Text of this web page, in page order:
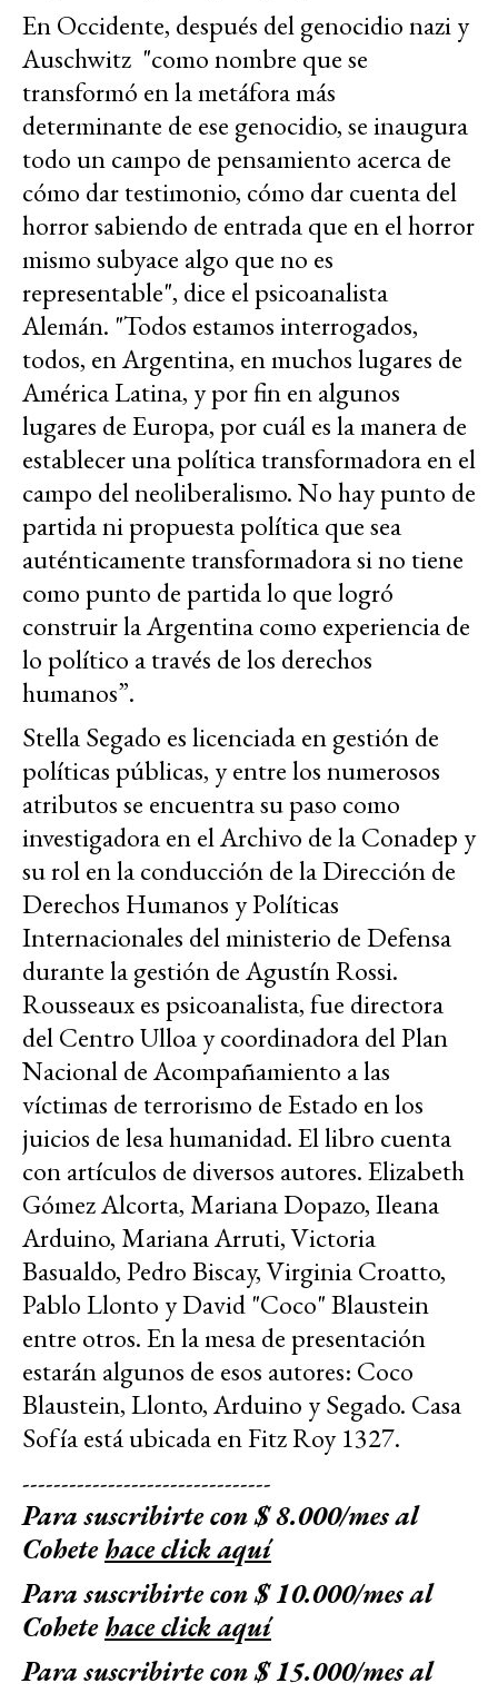
En Occidente, después del genocidio nazi y
Auschwitz "como nombre que se
transformó en la metáfora más
determinante de ese genocidio, se inaugura
todo un campo de pensamiento acerca de
cómo dar testimonio, cómo dar cuenta del
horror sabiendo de entrada que en el horror
mismo subyace algo que no es
representable", dice el psicoanalista
Alemán. "Todos estamos interrogados,
todos, en Argentina, en muchos lugares de
América Latina, y por fin en algunos
lugares de Europa, por cuál es la manera de
establecer una política transformadora en el
campo del neoliberalismo. No hay punto de
partida ni propuesta política que sea
auténticamente transformadora si no tiene
como punto de partida lo que logró
construir la Argentina como experiencia de
lo político a través de los derechos
humanos”.
Stella Segado es licenciada en gestión de
políticas públicas, y entre los numerosos
atributos se encuentra su paso como
investigadora en el Archivo de la Conadep y
su rol en la conducción de la Dirección de
Derechos Humanos y Políticas
Internacionales del ministerio de Defensa
durante la gestión de Agustín Rossi.
Rousseaux es psicoanalista, fue directora
del Centro Ulloa y coordinadora del Plan
Nacional de Acompañamiento a las
víctimas de terrorismo de Estado en los
juicios de lesa humanidad. El libro cuenta
con artículos de diversos autores. Elizabeth
Gómez Alcorta, Mariana Dopazo, Ileana
Arduino, Mariana Arruti, Victoria
Basualdo, Pedro Biscay, Virginia Croatto,
Pablo Llonto y David "Coco" Blaustein
entre otros. En la mesa de presentación
estarán algunos de esos autores: Coco
Blaustein, Llonto, Arduino y Segado. Casa
Sofía está ubicada en Fitz Roy 1327.
--------------------------------
Para suscribirte con $ 8.000/mes al
Cohetehace click aquí
Para suscribirte con $ 10.000/mes al
Cohetehace click aquí
Para suscribirte con $ 15.000/mes al